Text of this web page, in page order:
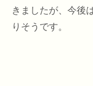
きましたが、今後
りそうです。